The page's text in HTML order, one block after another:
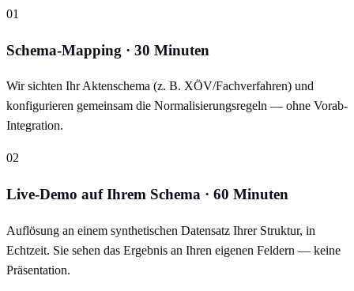
01
Schema-Mapping · 30 Minuten
Wir sichten Ihr Aktenschema (z. B. XÖV/Fachverfahren) und
konfigurieren gemeinsam die Normalisierungsregeln — ohne Vorab-
Integration.
02
Live-Demo auf Ihrem Schema · 60 Minuten
Auflösung an einem synthetischen Datensatz Ihrer Struktur, in
Echtzeit. Sie sehen das Ergebnis an Ihren eigenen Feldern — keine
Präsentation.